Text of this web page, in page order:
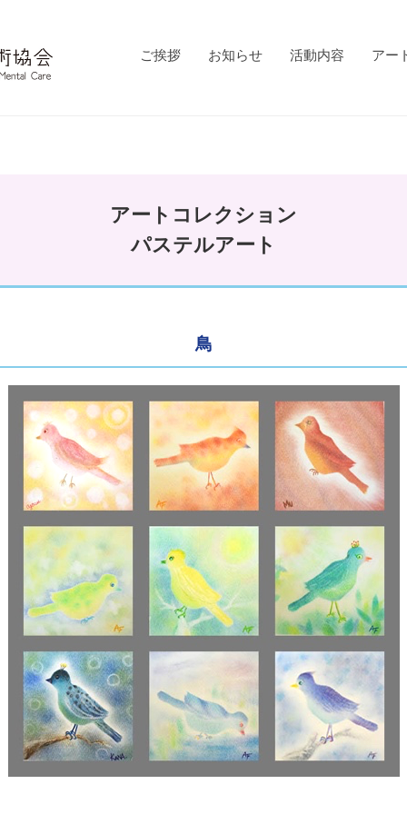
ご挨拶 お知らせ 活動内容 アー
アートコレクション
パステルアート
鳥